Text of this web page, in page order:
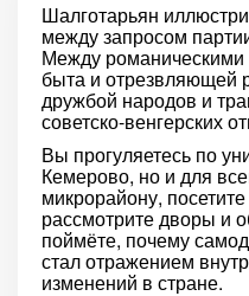
Шалготарьян
между запросом
Между романическими
быта и отрезвляющей
дружбой народов и
советско-венгерских
Вы прогуляетесь по
Кемерово, но и для
микрорайону,
рассмотрите дворы и
поймёте, почему
стал отражением
изменений в стране.